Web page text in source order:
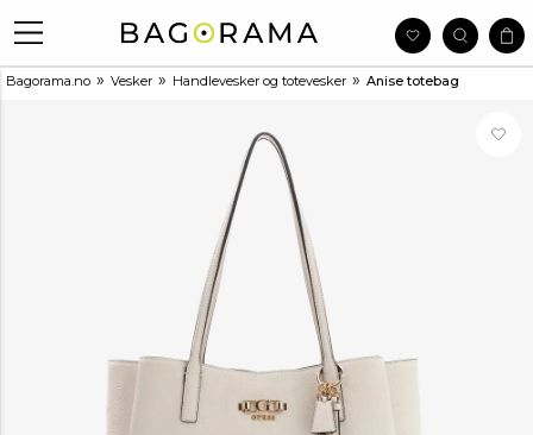
Bagorama.no » Vesker » Handlevesker og totevesker » Anise totebag